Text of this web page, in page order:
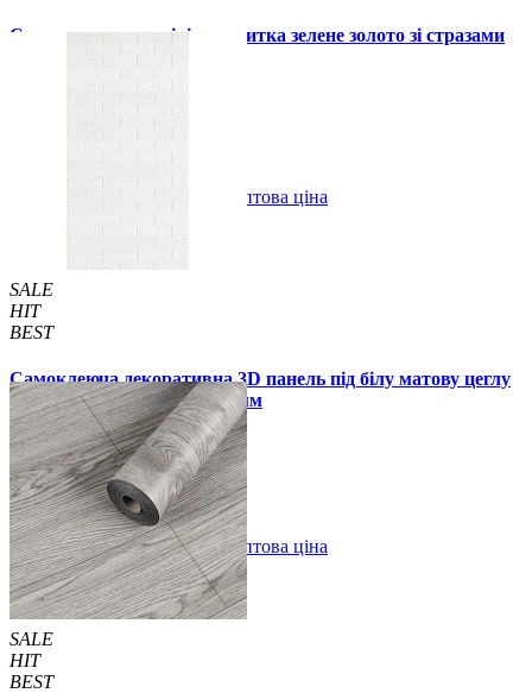
Самоклеюча алюмінієва плитка зелене золото зі стразами
мозаїка 300х300х3мм (1172)
В закладки Оптова ціна
SALE
HIT
BEST
Самоклеюча декоративна 3D панель під білу матову цеглу
в рулоні 20 м 20000x700x3 мм
1850 грн./шт 2899 грн./шт
Купити В закладки Оптова ціна
SALE
HIT
BEST